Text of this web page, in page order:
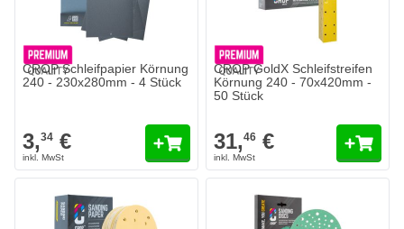
CROP Schleifpapier Körnung
240 - 230x280mm - 4 Stück
3,34 €
CROP GoldX Schleifstreifen
Körnung 240 - 70x420mm -
50 Stück
31,46 €